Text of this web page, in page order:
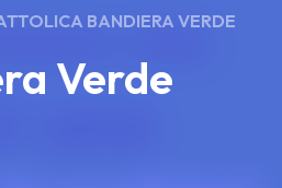
BANDIERA VERDE
Verde